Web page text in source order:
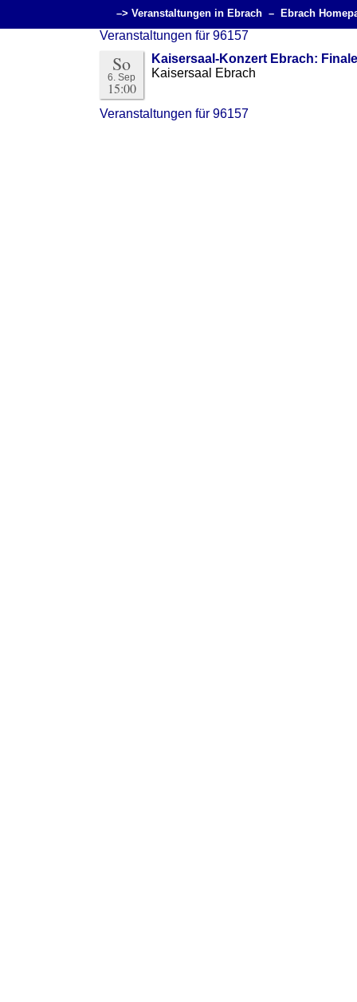
–> Veranstaltungen in Ebrach – Ebrach
Veranstaltungen für 96157
So
6. Sep
15:00
Kaisersaal-Konzert Ebrach: Finale
Kaisersaal Ebrach
Veranstaltungen für 96157